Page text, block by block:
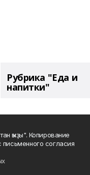
Рубрика "Еда и
напитки"
ҡыҙы". Копирование
согласия